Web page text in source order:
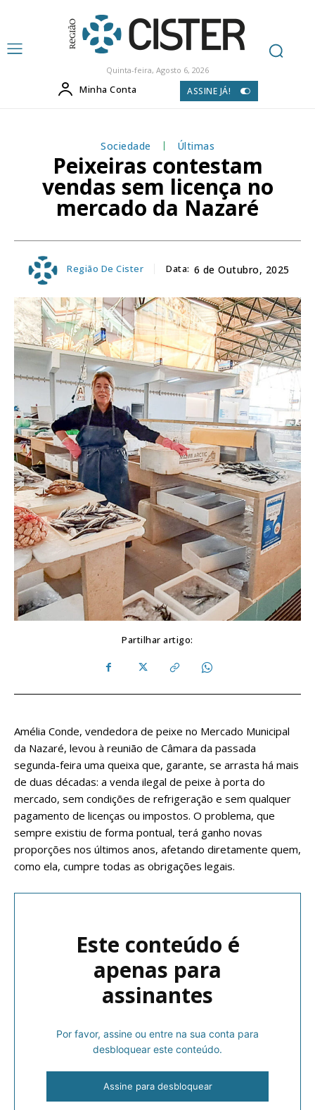
Quinta-feira, Agosto 6, 2026
Minha Conta ASSINE JÁ!
Sociedade Últimas
Peixeiras contestam
vendas sem licença no
mercado da Nazaré
Região De Cister Data: 6 de Outubro, 2025
Partilhar artigo:
Amélia Conde, vendedora de peixe no Mercado Municipal
da Nazaré, levou à reunião de Câmara da passada
segunda-feira uma queixa que, garante, se arrasta há mais
de duas décadas: a venda ilegal de peixe à porta do
mercado, sem condições de refrigeração e sem qualquer
pagamento de licenças ou impostos. O problema, que
sempre existiu de forma pontual, terá ganho novas
proporções nos últimos anos, afetando diretamente quem,
como ela, cumpre todas as obrigações legais.
Este conteúdo é
apenas para
assinantes
Por favor, assine ou entre na sua conta para
desbloquear este conteúdo.
Assine para desbloquear